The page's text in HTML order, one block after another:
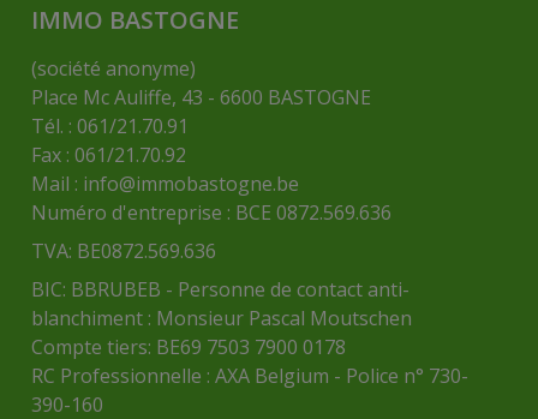
IMMO BASTOGNE
(société anonyme)
Place Mc Auliffe, 43 - 6600 BASTOGNE
Tél. : 061/21.70.91
Fax : 061/21.70.92
Mail : info@immobastogne.be
Numéro d'entreprise : BCE 0872.569.636
TVA: BE0872.569.636
BIC: BBRUBEB - Personne de contact anti-
blanchiment : Monsieur Pascal Moutschen
Compte tiers: BE69 7503 7900 0178
RC Professionnelle : AXA Belgium - Police n° 730-
390-160